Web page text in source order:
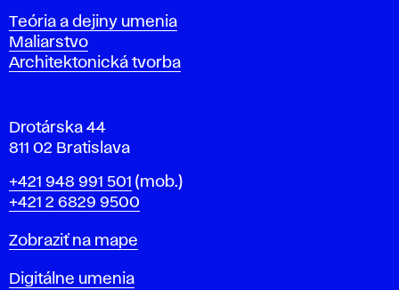
l
a
v
Katedry
Teória a dejiny umenia
Maliarstvo
Architektonická tvorba
Drotárska 44
811 02 Bratislava
Telefón
+421 948 991 501 (mob.)
+421 2 6829 9500
Mapa
Zobraziť na mape
Katedry
Digitálne umenia